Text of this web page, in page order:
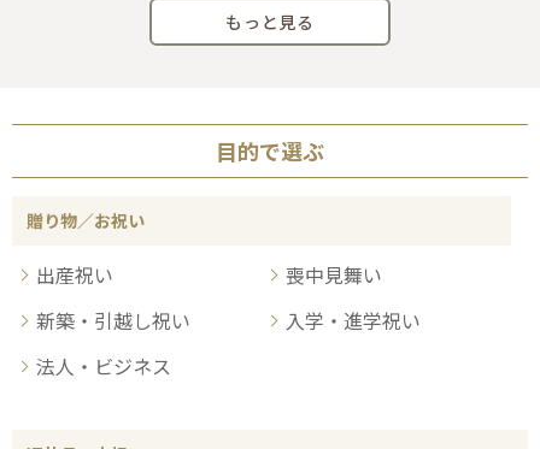
もっと見る
目的で選ぶ
贈り物／お祝い
出産祝い
喪中見舞い
新築・引越し祝い
入学・進学祝い
法人・ビジネス